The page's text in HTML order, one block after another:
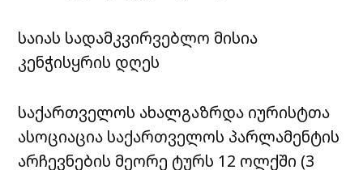
საიას სადამკვირვებლო მისია
კენჭისყრის დღეს
საქართველოს ახალგაზრდა იურისტთა
ასოციაცია საქართველოს პარლამენტის
არჩევნების მეორე ტურს 12 ოლქში (3